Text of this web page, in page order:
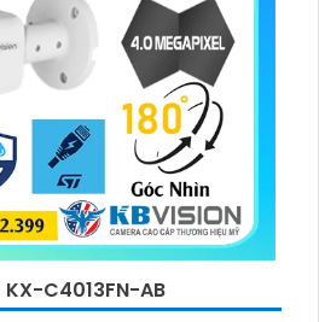
KX-C4013FN-AB